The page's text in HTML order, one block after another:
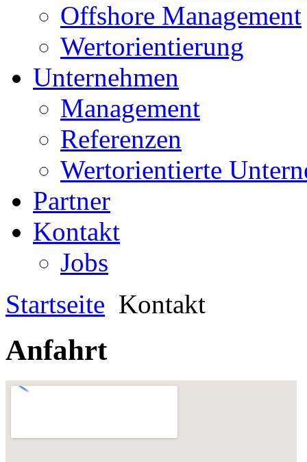
Offshore Management
Wertorientierung
Unternehmen
Management
Referenzen
Wertorientierte
Partner
Kontakt
Jobs
Startseite Kontakt
Anfahrt